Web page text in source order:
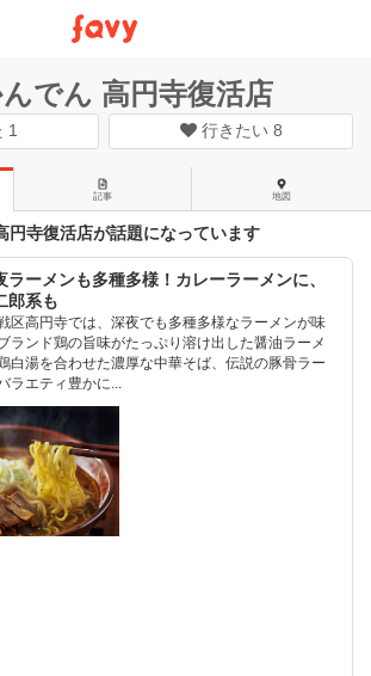
でん 高円寺復活店
1 行きたい 8
記事 地図
円寺復活店が話題になっています
ラーメンも多種多様！カレーラーメンに、
郎系も
区高円寺では、深夜でも多種多様なラーメンが味
ランド鶏の旨味がたっぷり溶け出した醤油ラーメ
白湯を合わせた濃厚な中華そば、伝説の豚骨ラー
ラエティ豊かに...